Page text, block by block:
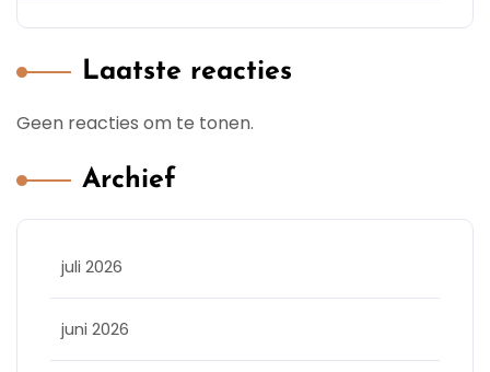
Laatste reacties
Geen reacties om te tonen.
Archief
juli 2026
juni 2026